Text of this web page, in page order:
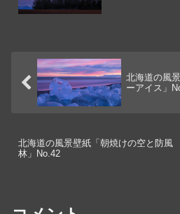
北海道の風
ーアイス」
北海道の風景壁紙「朝焼けの空と防風
林」No.42